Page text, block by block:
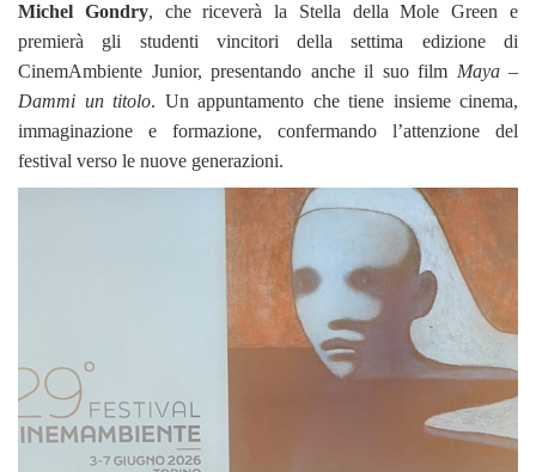
Michel Gondry, che riceverà la Stella della Mole Green e
premierà gli studenti vincitori della settima edizione di
CinemAmbiente Junior, presentando anche il suo film Maya –
Dammi un titolo. Un appuntamento che tiene insieme cinema,
immaginazione e formazione, confermando l’attenzione del
festival verso le nuove generazioni.